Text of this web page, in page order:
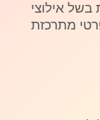
אילוצי
מתרכזת